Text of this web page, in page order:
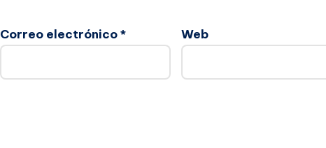
Correo electrónico* Web